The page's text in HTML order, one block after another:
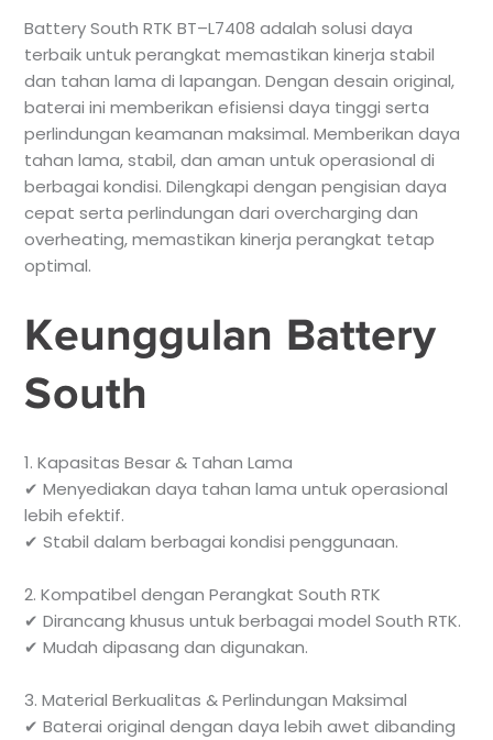
Battery South RTK BT–L7408 adalah solusi daya
terbaik untuk perangkat memastikan kinerja stabil
dan tahan lama di lapangan. Dengan desain original,
baterai ini memberikan efisiensi daya tinggi serta
perlindungan keamanan maksimal. Memberikan daya
tahan lama, stabil, dan aman untuk operasional di
berbagai kondisi. Dilengkapi dengan pengisian daya
cepat serta perlindungan dari overcharging dan
overheating, memastikan kinerja perangkat tetap
optimal.
Keunggulan Battery
South
1. Kapasitas Besar & Tahan Lama
✔ Menyediakan daya tahan lama untuk operasional
lebih efektif.
✔ Stabil dalam berbagai kondisi penggunaan.
2. Kompatibel dengan Perangkat South RTK
✔ Dirancang khusus untuk berbagai model South RTK.
✔ Mudah dipasang dan digunakan.
3. Material Berkualitas & Perlindungan Maksimal
✔ Baterai original dengan daya lebih awet dibanding